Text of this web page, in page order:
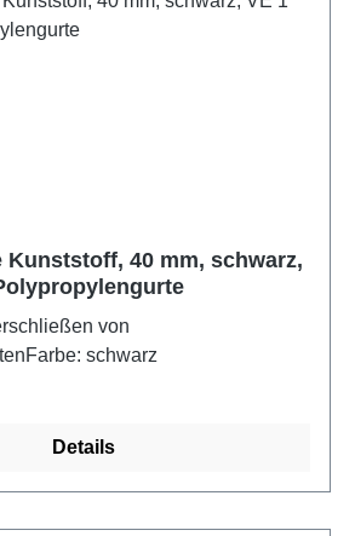
Kunststoff, 40 mm, schwarz,
von
schwarz
Details